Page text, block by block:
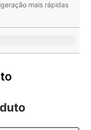
mais rápidas